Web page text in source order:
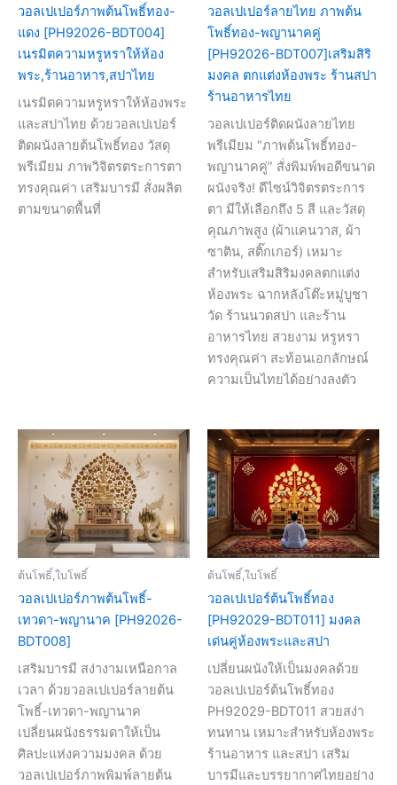
วอลเปเปอร์ภาพต้นโพธิ์ทอง-
แดง [PH92026-BDT004]
เนรมิตความหรูหราให้ห้อง
พระ,ร้านอาหาร,สปาไทย
เนรมิตความหรูหราให้ห้องพระ
และสปาไทย ด้วยวอลเปเปอร์
ติดผนังลายต้นโพธิ์ทอง วัสดุ
พรีเมียม ภาพวิจิตรตระการตา
ทรงคุณค่า เสริมบารมี สั่งผลิต
ตามขนาดพื้นที่
วอลเปเปอร์ลายไทย ภาพต้น
โพธิ์ทอง-พญานาคคู่
[PH92026-BDT007]เสริมสิริ
มงคล ตกแต่งห้องพระ ร้านสปา
ร้านอาหารไทย
วอลเปเปอร์ติดผนังลายไทย
พรีเมียม “ภาพต้นโพธิ์ทอง-
พญานาคคู่” สั่งพิมพ์พอดีขนาด
ผนังจริง! ดีไซน์วิจิตรตระการ
ตา มีให้เลือกถึง 5 สี และวัสดุ
คุณภาพสูง (ผ้าแคนวาส, ผ้า
ซาติน, สติ๊กเกอร์) เหมาะ
สำหรับเสริมสิริมงคลตกแต่ง
ห้องพระ ฉากหลังโต๊ะหมู่บูชา
วัด ร้านนวดสปา และร้าน
อาหารไทย สวยงาม หรูหรา
ทรงคุณค่า สะท้อนเอกลักษณ์
ความเป็นไทยได้อย่างลงตัว
ต้นโพธิ์,ใบโพธิ์
วอลเปเปอร์ภาพต้นโพธิ์-
เทวดา-พญานาค [PH92026-
BDT008]
เสริมบารมี สง่างามเหนือกาล
เวลา ด้วยวอลเปเปอร์ลายต้น
โพธิ์-เทวดา-พญานาค
เปลี่ยนผนังธรรมดาให้เป็น
ศิลปะแห่งความมงคล ด้วย
วอลเปเปอร์ภาพพิมพ์ลายต้น
ต้นโพธิ์,ใบโพธิ์
วอลเปเปอร์ต้นโพธิ์ทอง
[PH92029-BDT011] มงคล
เด่นคู่ห้องพระและสปา
เปลี่ยนผนังให้เป็นมงคลด้วย
วอลเปเปอร์ต้นโพธิ์ทอง
PH92029-BDT011 สวยสง่า
ทนทาน เหมาะสำหรับห้องพระ
ร้านอาหาร และสปา เสริม
บารมีและบรรยากาศไทยอย่าง